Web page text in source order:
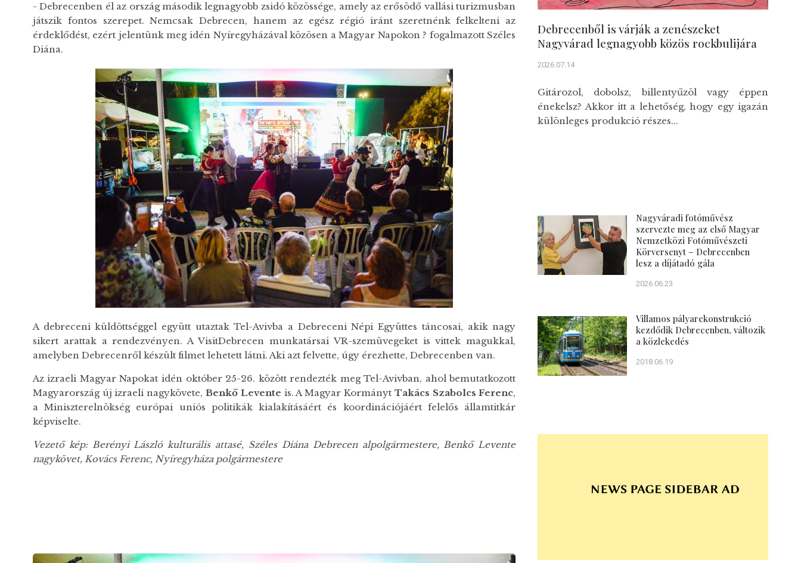
- Debrecenben él az ország második legnagyobb zsidó közössége, amely az erősödő vallási turizmusban
játszik fontos szerepet. Nemcsak Debrecen, hanem az egész régió iránt szeretnénk felkelteni az
érdeklődést, ezért jelentünk meg idén Nyíregyházával közösen a Magyar Napokon ? fogalmazott Széles
Diána.
A debreceni küldöttséggel együtt utaztak Tel-Avivba a Debreceni Népi Együttes táncosai, akik nagy
sikert arattak a rendezvényen. A VisitDebrecen munkatársai VR-szemüvegeket is vittek magukkal,
amelyben Debrecenről készült filmet lehetett látni. Aki azt felvette, úgy érezhette, Debrecenben van.
Az izraeli Magyar Napokat idén október 25-26. között rendezték meg Tel-Avivban, ahol bemutatkozott
Magyarország új izraeli nagykövete, Benkő Levente is. A Magyar Kormányt Takács Szabolcs Ferenc,
a Miniszterelnökség európai uniós politikák kialakításáért és koordinációjáért felelős államtitkár
képviselte.
Vezető kép: Berényi László kulturális attasé, Széles Diána Debrecen alpolgármestere, Benkő Levente
nagykövet, Kovács Ferenc, Nyíregyháza polgármestere
Debrecenből is várják a zenészeket
Nagyvárad legnagyobb közös rockbulijára
2026.07.14
Gitározol, dobolsz, billentyűzöl vagy éppen
énekelsz? Akkor itt a lehetőség, hogy egy igazán
különleges produkció részes...
Nagyváradi fotóművész
szervezte meg az első Magyar
Nemzetközi Fotóművészeti
Körversenyt – Debrecenben
lesz a díjátadó gála
2026.06.23
Villamos pályarekonstrukció
kezdődik Debrecenben, változik
a közlekedés
2018.06.19